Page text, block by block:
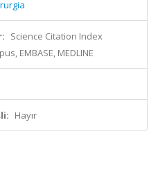
Science Citation Index
EMBASE, MEDLINE
Hayır